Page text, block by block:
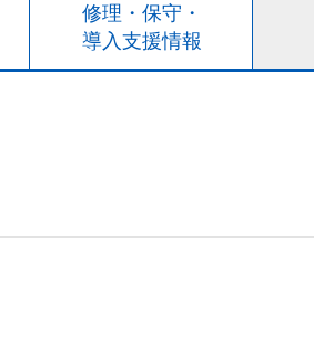
修理・保守・
導入支援情報